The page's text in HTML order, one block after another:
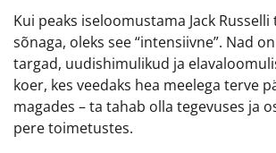
Kui peaks iseloomustama Jack
sõnaga, oleks see “intensiivne”. Nad
targad, uudishimulikud ja
koer, kes veedaks hea meelega terve
magades – ta tahab olla tegevuses ja
pere toimetustes.